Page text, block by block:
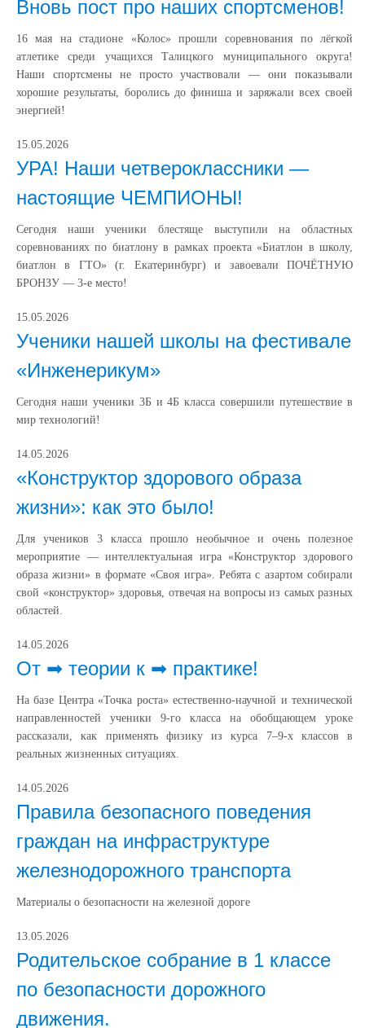
Вновь пост про наших спортсменов!
16 мая на стадионе «Колос» прошли соревнования по лёгкой
атлетике среди учащихся Талицкого муниципального округа!
Наши спортсмены не просто участвовали — они показывали
хорошие результаты, боролись до финиша и заряжали всех своей
энергией!
15.05.2026
УРА! Наши четвероклассники —
настоящие ЧЕМПИОНЫ!
Сегодня наши ученики блестяще выступили на областных
соревнованиях по биатлону в рамках проекта «Биатлон в школу,
биатлон в ГТО» (г. Екатеринбург) и завоевали ПОЧЁТНУЮ
БРОНЗУ — 3‑е место!
15.05.2026
Ученики нашей школы на фестивале
«Инженерикум»
Сегодня наши ученики 3Б и 4Б класса совершили путешествие в
мир технологий!
14.05.2026
«Конструктор здорового образа
жизни»: как это было!
Для учеников 3 класса прошло необычное и очень полезное
мероприятие — интеллектуальная игра «Конструктор здорового
образа жизни» в формате «Своя игра». Ребята с азартом собирали
свой «конструктор» здоровья, отвечая на вопросы из самых разных
областей.
14.05.2026
От ➡ теории к ➡ практике!
На базе Центра «Точка роста» естественно‑научной и технической
направленностей ученики 9‑го класса на обобщающем уроке
рассказали, как применять физику из курса 7–9‑х классов в
реальных жизненных ситуациях.
14.05.2026
Правила безопасного поведения
граждан на инфраструктуре
железнодорожного транспорта
Материалы о безопасности на железной дороге
13.05.2026
Родительское собрание в 1 классе
по безопасности дорожного
движения.